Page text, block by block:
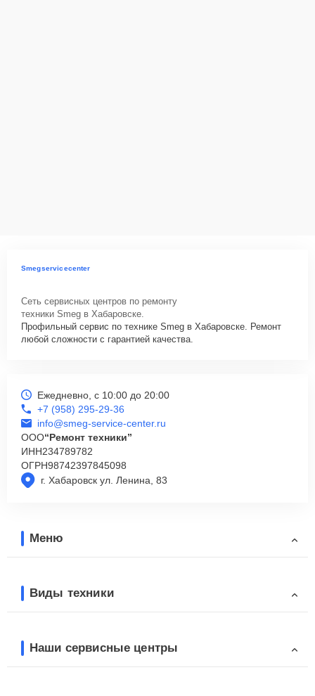
Smegservicecenter
Сеть сервисных центров по ремонту
техники Smeg в Хабаровске.
Профильный сервис по технике Smeg в Хабаровске. Ремонт
любой сложности с гарантией качества.
г. Хабаровск ул. Ленина, 83
Ежедневно, с 10:00 до 20:00
+7 (958) 295-29-36
info@smeg-service-center.ru
ООО“Ремонт техники”
ИНН234789782
ОГРН98742397845098
Меню
Виды техники
Наши сервисные центры